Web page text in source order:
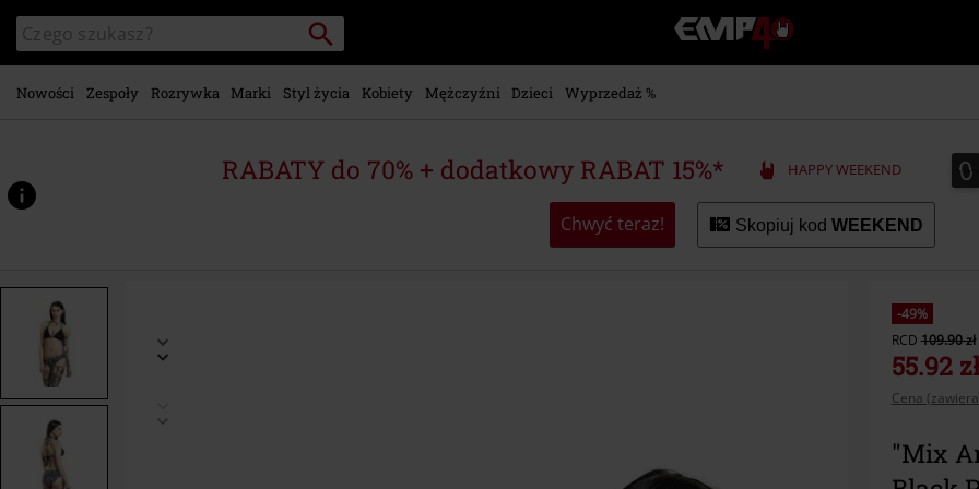
głównej
zawartości
Wyszukaj
katalog
Szukaj
EMP
-
Merch
Seriali
Gier
Nowości Zespoły Rozrywka Marki Styl życia Kobiety Mężczyźni Dzieci Wyprzedaż %
RABATY do 70% + dodatkowy RABAT 15%* HAPPY WEEKEND 0
0
Chwyć teraz! Skopiuj kod WEEKEND
www.emp-
p/mix-
387732.html
-49%
RCD 109.90 zł
55.92 zł
Cena
"Mix